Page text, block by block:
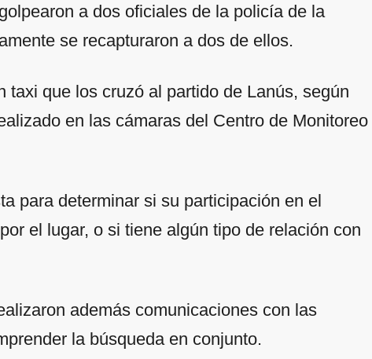
a dos oficiales de la policía de la
se recapturaron a dos de ellos.
taxi que los cruzó al partido de Lanús, según
en las cámaras del Centro de Monitoreo
para determinar si su participación en el
el lugar, o si tiene algún tipo de relación con
además comunicaciones con las
la búsqueda en conjunto.